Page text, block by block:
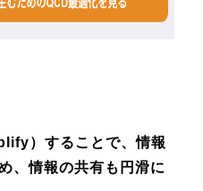
）することで、情報
、情報の共有も円滑に